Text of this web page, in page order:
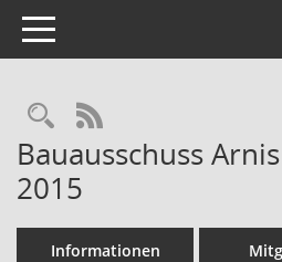
Toggle navigation
Rechercheauswahl
RSS-Feed
Bauausschuss
2015
Informationen